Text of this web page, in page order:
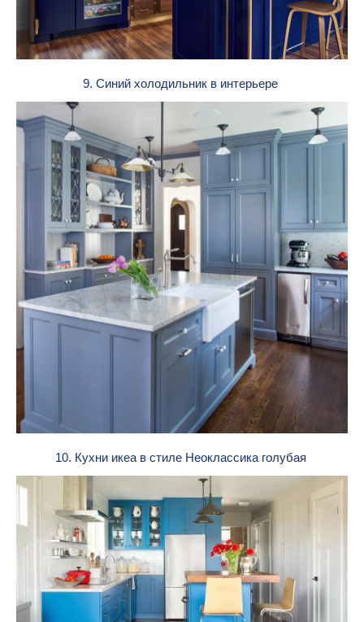
9. Синий холодильник в интерьере
10. Кухни икеа в стиле Неоклассика голубая